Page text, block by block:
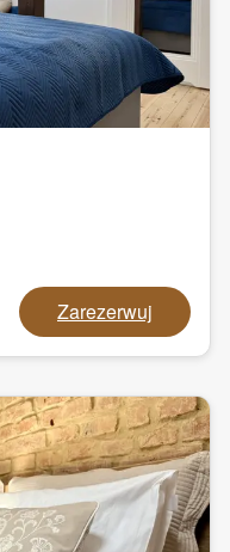
Zarezerwuj